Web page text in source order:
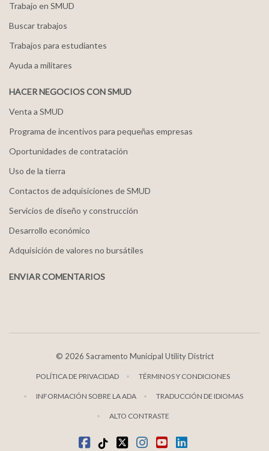
Trabajo en SMUD
Buscar trabajos
Trabajos para estudiantes
Ayuda a militares
HACER NEGOCIOS CON SMUD
Venta a SMUD
Programa de incentivos para pequeñas empresas
Oportunidades de contratación
Uso de la tierra
Contactos de adquisiciones de SMUD
Servicios de diseño y construcción
Desarrollo económico
Adquisición de valores no bursátiles
ENVIAR COMENTARIOS
© 2026 Sacramento Municipal Utility District
POLÍTICA DE PRIVACIDAD TÉRMINOS Y CONDICIONES
INFORMACIÓN SOBRE LA ADA TRADUCCIÓN DE IDIOMAS
ALTO CONTRASTE
Facebook
TikToktwitterInstagram
youtubeLinkedIn